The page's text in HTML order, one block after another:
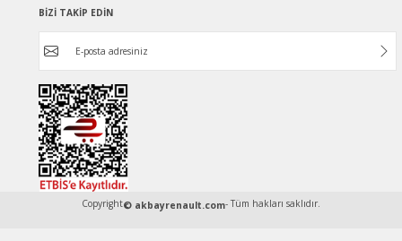
BİZİ TAKİP EDİN
Copyright© akbayrenault.com- Tüm hakları saklıdır.